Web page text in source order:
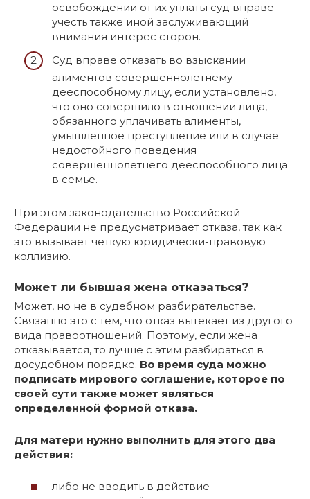
освобождении от их уплаты суд вправе
учесть также иной заслуживающий
внимания интерес сторон.
Суд вправе отказать во взыскании
алиментов совершеннолетнему
дееспособному лицу, если установлено,
что оно совершило в отношении лица,
обязанного уплачивать алименты,
умышленное преступление или в случае
недостойного поведения
совершеннолетнего дееспособного лица
в семье.
При этом законодательство Российской
Федерации не предусматривает отказа, так как
это вызывает четкую юридически-правовую
коллизию.
Может ли бывшая жена отказаться?
Может, но не в судебном разбирательстве.
Связанно это с тем, что отказ вытекает из другого
вида правоотношений. Поэтому, если жена
отказывается, то лучше с этим разбираться в
досудебном порядке. Во время суда можно
подписать мирового соглашение, которое по
своей сути также может являться
определенной формой отказа.
Для матери нужно выполнить для этого два
действия:
либо не вводить в действие